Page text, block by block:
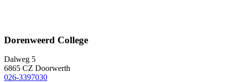
Dorenweerd College
Dalweg 5
6865 CZ Doorwerth
026-3397030